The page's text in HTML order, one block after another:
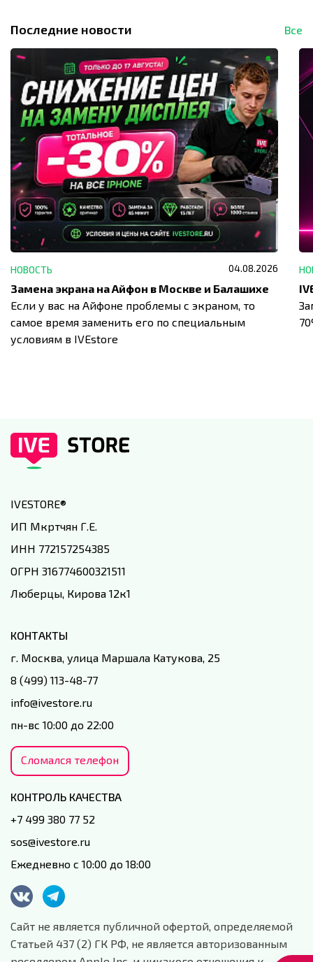
Последние новости Все
НОВОСТЬ 04.08.2026
Замена экрана на Айфон в Москве и Балашихе
Если у вас на Айфоне проблемы с экраном, то
самое время заменить его по специальным
условиям в IVEstore
IVESTORE®
ИП Мкртчян Г.Е.
ИНН 772157254385
ОГРН 316774600321511
Люберцы, Кирова 12к1
КОНТАКТЫ
г. Москва, улица Маршала Катукова, 25
8 (499) 113-48-77
info@ivestore.ru
пн-вс 10:00 до 22:00
Сломался телефон
КОНТРОЛЬ КАЧЕСТВА
+7 499 380 77 52
sos@ivestore.ru
Ежедневно с 10:00 до 18:00
Сайт не является публичной офертой, определяемой
Статьей 437 (2) ГК РФ, не является авторизованным